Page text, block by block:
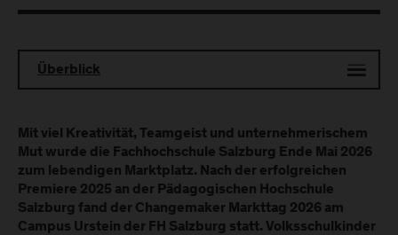
Überblick
Mit viel Kreativität, Teamgeist und unternehmerischem
Mut wurde die Fachhochschule Salzburg Ende Mai 2026
zum lebendigen Marktplatz. Nach der erfolgreichen
Premiere 2025 an der Pädagogischen Hochschule
Salzburg fand der Changemaker Markttag 2026 am
Campus Urstein der FH Salzburg statt. Volksschulkinder